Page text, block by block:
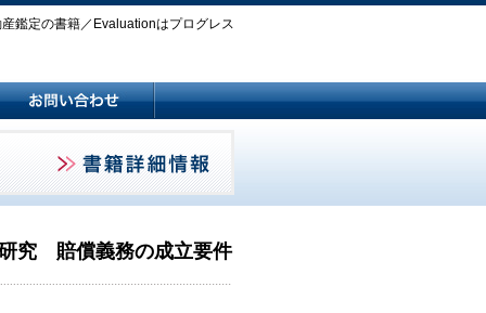
鑑定の書籍／Evaluationはプログレス
研究 賠償義務の成立要件